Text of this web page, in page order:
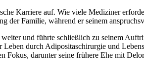
Karriere auf. Wie viele Mediziner
der Familie, während er seinem
und führte schließlich zu seinem
durch Adipositaschirurgie und
Fokus, darunter seine frühere Ehe mit